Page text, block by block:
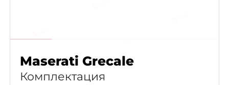
Maserati Grecale
Комплектация